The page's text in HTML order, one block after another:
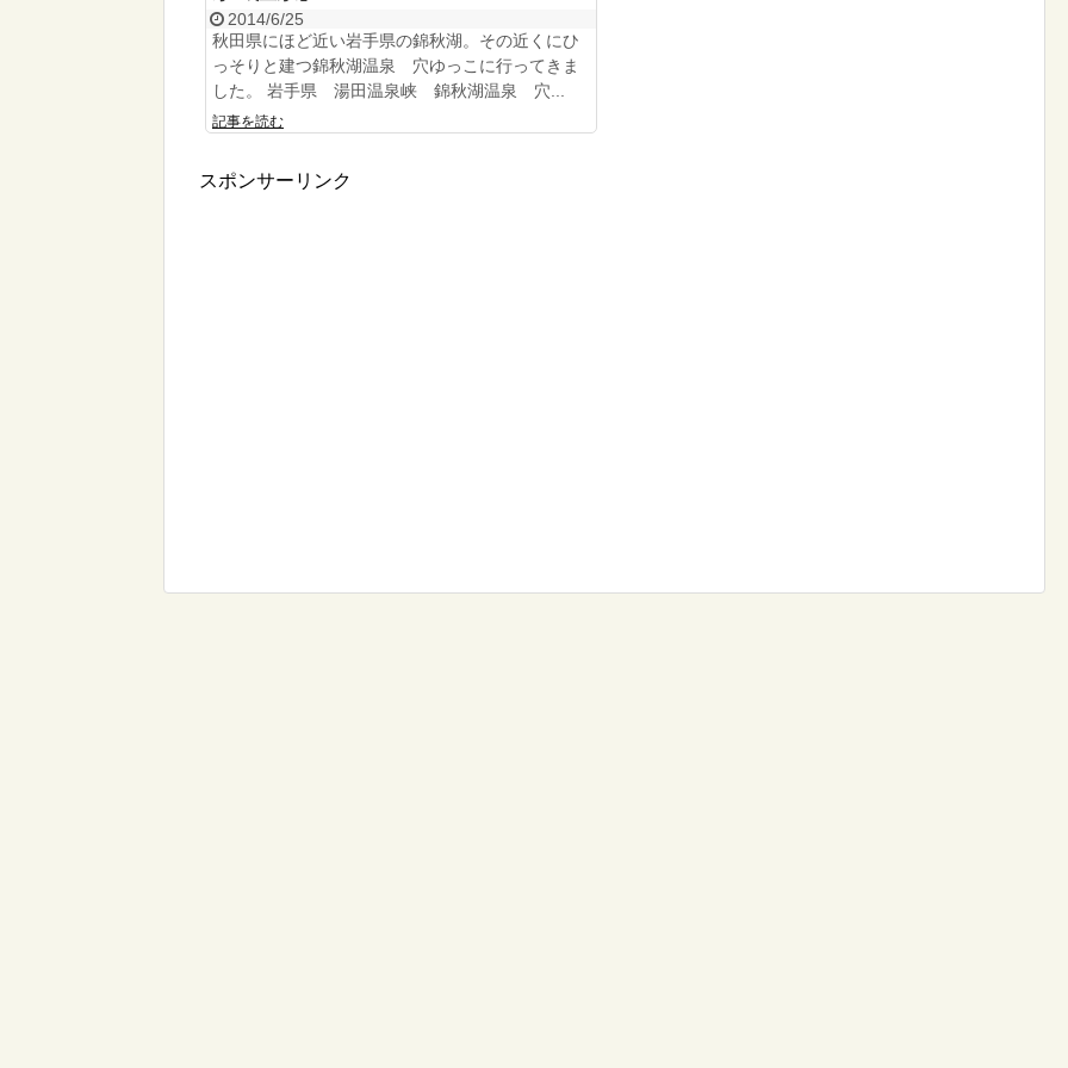
2014/6/25
秋田県にほど近い岩手県の錦秋湖。その近くにひ
っそりと建つ錦秋湖温泉 穴ゆっこに行ってきま
した。 岩手県 湯田温泉峡 錦秋湖温泉 穴...
記事を読む
スポンサーリンク